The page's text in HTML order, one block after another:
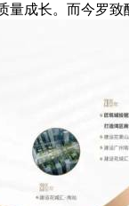
成长。而今罗